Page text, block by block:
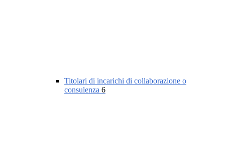
Titolari di incarichi di collaborazione o
consulenza 6